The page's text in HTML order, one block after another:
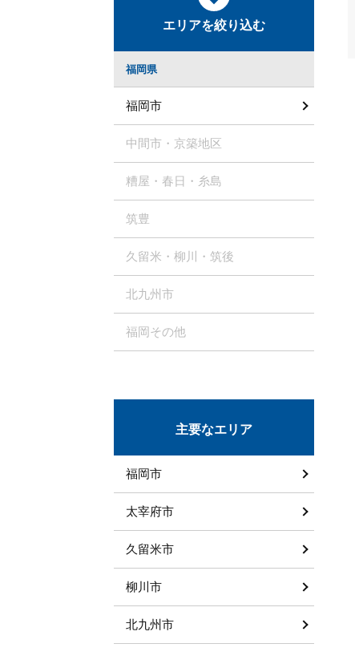
エリアを絞り込む
福岡県
福岡市
中間市・京築地区
糟屋・春日・糸島
筑豊
久留米・柳川・筑後
北九州市
福岡その他
主要なエリア
福岡市
太宰府市
久留米市
柳川市
北九州市